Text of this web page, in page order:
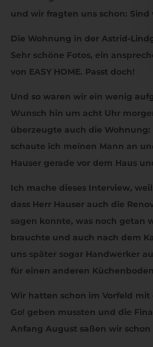
und wir fragten uns schon: Sind
Die Wohnung in der Astrid-
Sehr schöne Fotos, ein
von EASY HOME. Passt doch!
Und so waren wir ein wenig
Wunsch hin um acht Uhr
überzeugte auch die
schaute ich meinen Mann an
Hauser gerade vor dem Haus
Ich mache dieses Interview,
dass Herr Hauser auch die
sagen konnte, was noch getan
brauchte und auch nach dem
uns später sogar Handwerker
für einen anderen
Wir hatten schon im Vorfeld
Go! geben mussten und die
Anfang August saßen wir schon